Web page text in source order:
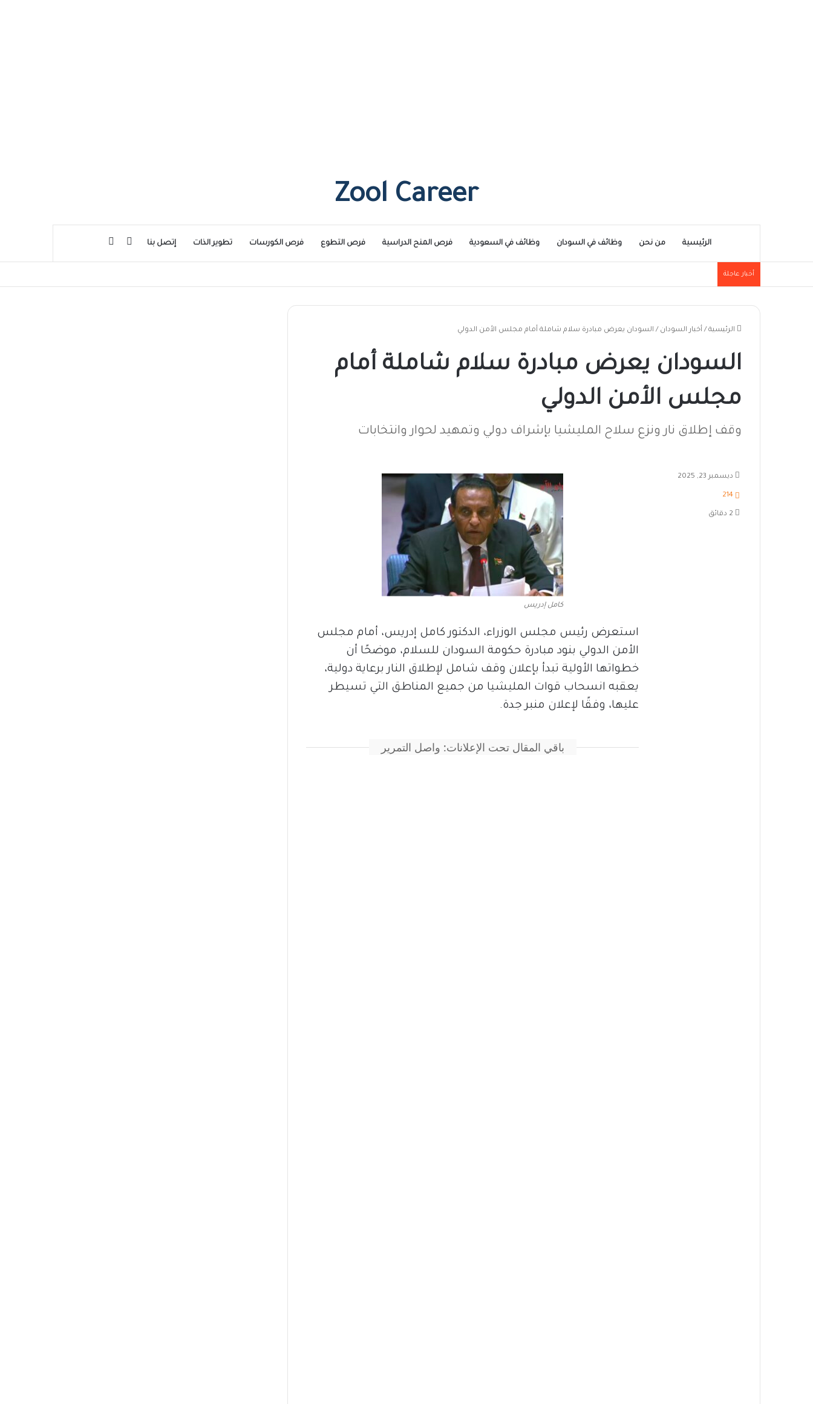
Zool Career
الرئيسية من نحن وظائف في السودان وظائف في السعودية فرص المنح الدراسية فرص التطوع فرص الكورسات تطوير الذات إتصل بنا إضافة عمود جانبي
أخبار عاجلة
الرئيسية / أخبار السودان / السودان يعرض مبادرة سلام شاملة أمام مجلس الأمن الدولي
السودان يعرض مبادرة سلام شاملة أمام
مجلس الأمن الدولي
وقف إطلاق نار ونزع سلاح المليشيا بإشراف دولي وتمهيد لحوار وانتخابات
كامل إدريس
استعرض رئيس مجلس الوزراء، الدكتور كامل إدريس، أمام مجلس
الأمن الدولي بنود مبادرة حكومة السودان للسلام، موضحًا أن
خطواتها الأولية تبدأ بإعلان وقف شامل لإطلاق النار برعاية دولية،
يعقبه انسحاب قوات المليشيا من جميع المناطق التي تسيطر
عليها، وفقًا لإعلان منبر جدة.
باقي المقال تحت الإعلانات: واصل التمرير
ديسمبر 23, 2025
214